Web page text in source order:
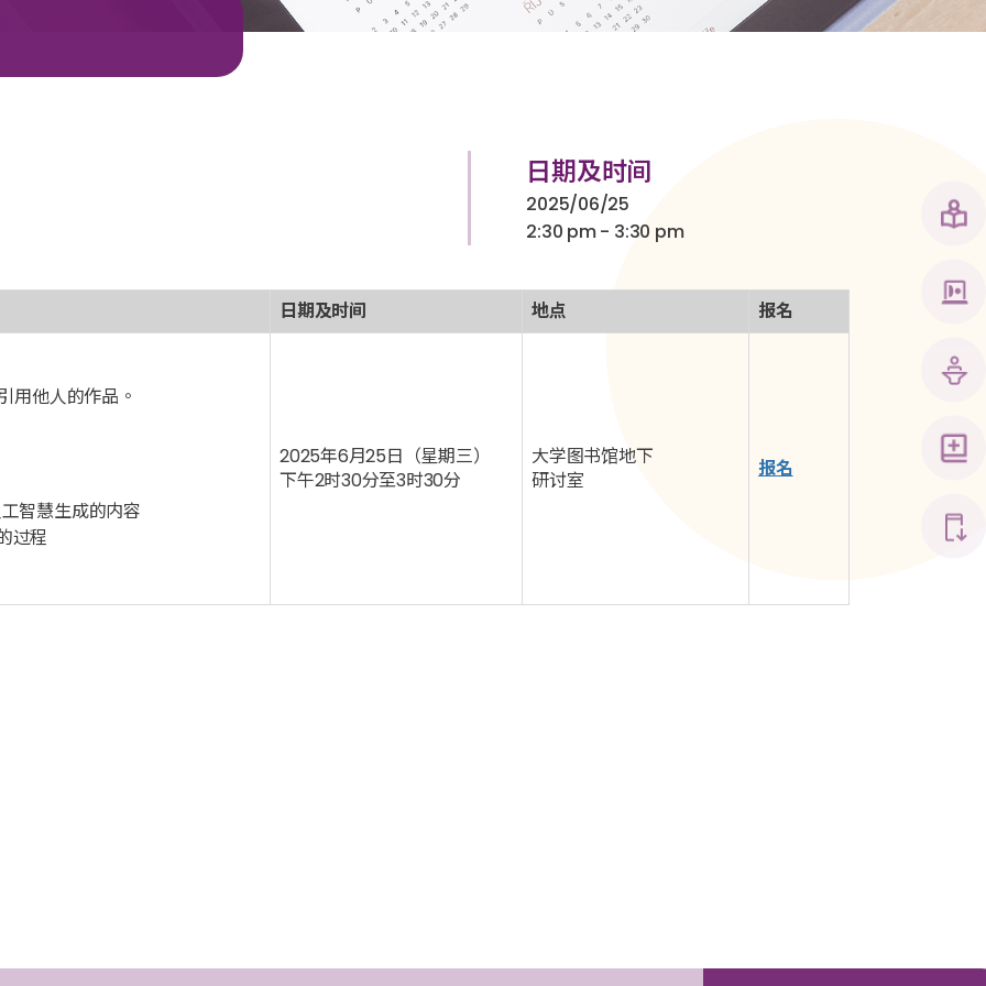
日期及时间
2025/06/25
2:30 pm - 3:30 pm
日期及时间 地点 报名
用他人的作品。
智慧生成的内容
过程
2025年6月25日（星期三）
下午2时30分至3时30分
大学图书馆地下
研讨室
报名